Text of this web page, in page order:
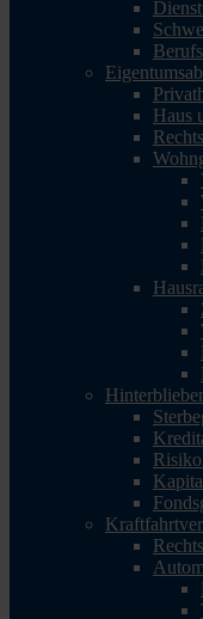
Haus